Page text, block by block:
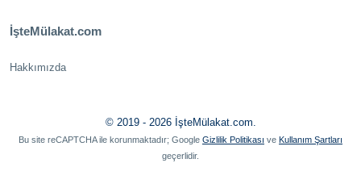
İşteMülakat.com
Hakkımızda
© 2019 - 2026 İşteMülakat.com.
Bu site reCAPTCHA ile korunmaktadır; Google Gizlilik Politikası ve Kullanım Şartları
geçerlidir.